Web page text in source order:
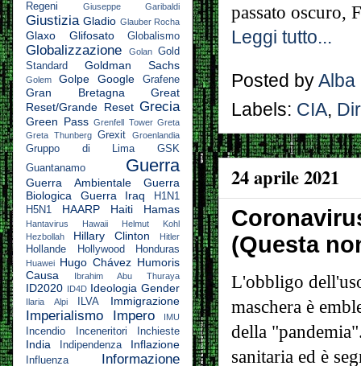
passato oscuro,
Leggi tutto...
Posted by Alba
Labels: CIA,
24 aprile 2021
(Questa
L'obbligo
maschera è
della
sanitaria ed è
Regeni
Giuseppe Garibaldi
Giustizia Gladio Glauber Rocha
Glaxo Glifosato Globalismo
Globalizzazione Golan Gold
Standard
Goldman Sachs
Golem Golpe Google Grafene
Gran Bretagna
Great
Reset/Grande Reset Grecia
Green Pass Grenfell Tower Greta
Greta Thunberg Grexit Groenlandia
Gruppo di Lima
GSK
Guantanamo
Guerra
Guerra Ambientale
Guerra
Biologica
Guerra Iraq
H1N1
H5N1
HAARP Haiti Hamas
Hantavirus Hawaii
Helmut Kohl
Hezbollah
Hillary Clinton Hitler
Hollande Hollywood Honduras
Huawei Hugo Chávez Humoris
Causa
Ibrahim Abu Thuraya
ID2020 ID4D Ideologia Gender
Ilaria Alpi ILVA Immigrazione
Imperialismo Impero IMU
Incendio Inceneritori Inchieste
India Indipendenza Inflazione
Influenza Informazione